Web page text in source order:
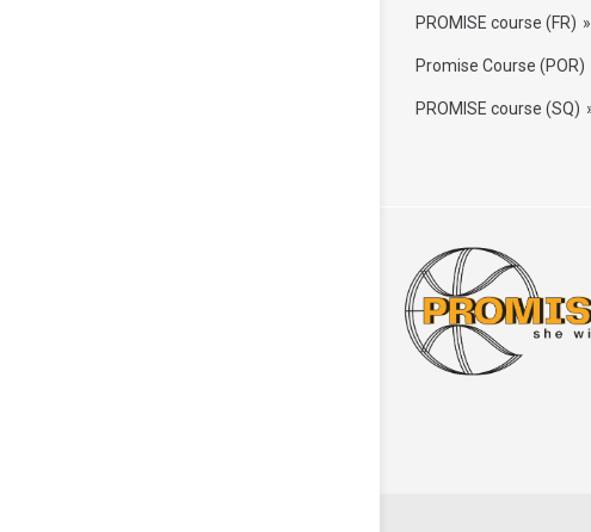
PROMISE course (FR)
Promise Course (POR)
PROMISE course (SQ)